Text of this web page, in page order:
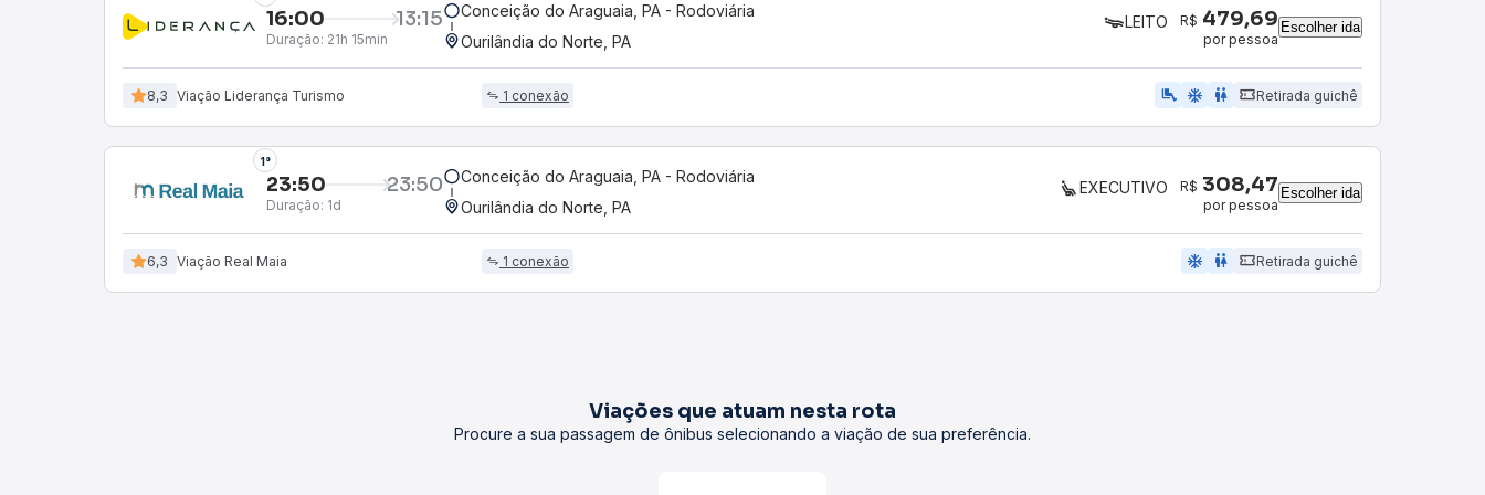
16:00 13:15
Duração: 21h 15min
Conceição do Araguaia, PA - Rodoviária
Ourilândia do Norte, PA
LEITO R$ 479,69
por pessoa
Escolher ida
8,3 Viação Liderança Turismo 1 conexão airline_seat_legroom_extra ac_unit wc Retirada guichê
1°
23:50 23:50
Duração: 1d
Conceição do Araguaia, PA - Rodoviária
Ourilândia do Norte, PA
EXECUTIVO R$ 308,47
por pessoa
Escolher ida
6,3 Viação Real Maia 1 conexão ac_unit wc Retirada guichê
Viações que atuam nesta rota
Procure a sua passagem de ônibus selecionando a viação de sua preferência.